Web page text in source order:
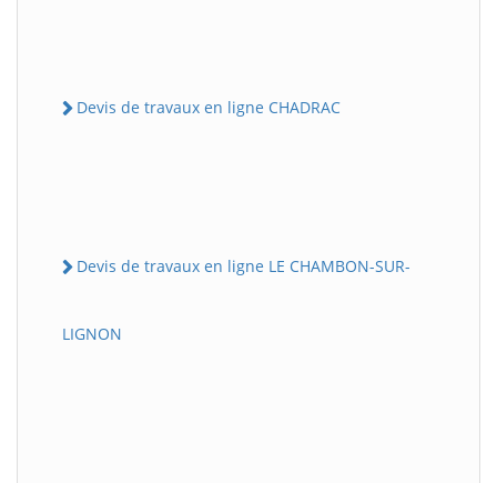
Devis de travaux en ligne CHADRAC
Devis de travaux en ligne LE CHAMBON-SUR-
LIGNON